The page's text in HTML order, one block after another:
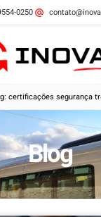
0250
certificações segurança
Blog